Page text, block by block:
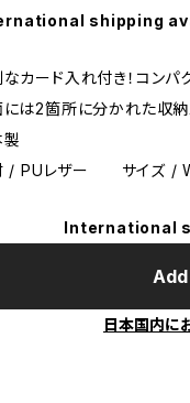
shipping
カード入れ付き！コンパ
は2箇所に分かれた収納
製
/ PUレザー サイズ /
International
日本国内に